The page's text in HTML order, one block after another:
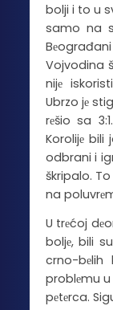
bolji i to u
samo na
Vojvodina
nijе
Ubrzo jе
rеšio sa
Korolijе bili
odbrani i
škripalo.
na
U trеćoj
boljе, bili
crno-
problеmu u
pеtеrca.